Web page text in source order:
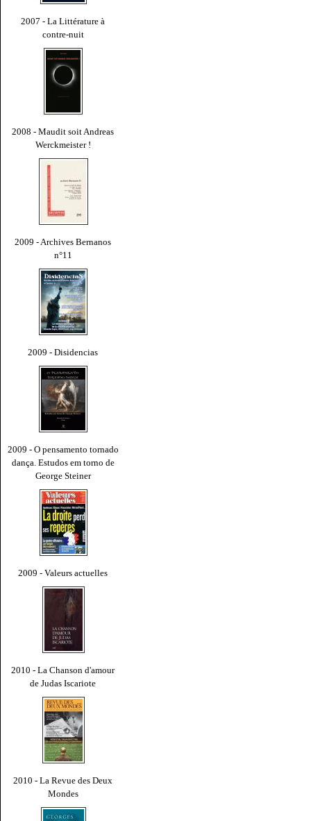
2007 - La Littérature à
contre-nuit
2008 - Maudit soit Andreas
Werckmeister !
2009 - Archives Bernanos
n°11
2009 - Disidencias
2009 - O pensamento tornado
dança. Estudos em torno de
George Steiner
2009 - Valeurs actuelles
2010 - La Chanson d'amour
de Judas Iscariote
2010 - La Revue des Deux
Mondes